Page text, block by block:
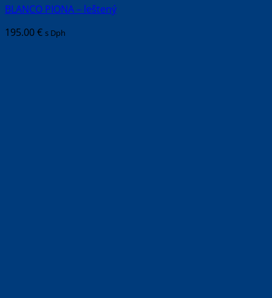
BLANCO PIONA – leštený
195.00€ s Dph